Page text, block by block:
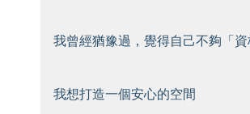
我曾經猶豫過，覺得自己不夠「資
我想打造一個安心的空間